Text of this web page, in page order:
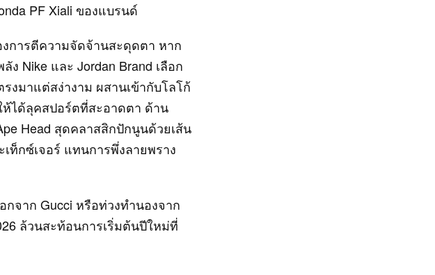
PF Xiali ของแบรนด์
การตีความจัดจ้านสะดุดตา หาก
Nike และ Jordan Brand เลือก
งมาแต่สง่างาม ผสานเข้ากับโลโก้
ห้ได้ลุคสปอร์ตที่สะอาดตา ด้าน
Head สุดคลาสสิกปักนูนด้วยเส้น
ท็กซ์เจอร์ แทนการพึ่งลายพราง
จาก Gucci หรือท่วงทำนองจาก
ล้วนสะท้อนการเริ่มต้นปีใหม่ที่